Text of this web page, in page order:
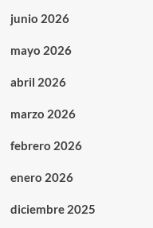
junio 2026
mayo 2026
abril 2026
marzo 2026
febrero 2026
enero 2026
diciembre 2025